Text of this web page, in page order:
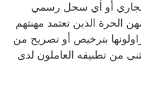
أو أي سجل رسمي
الحرة الذين تعتمد مهنتهم
بترخيص أو تصريح من
من تطبيقه العاملون لدى